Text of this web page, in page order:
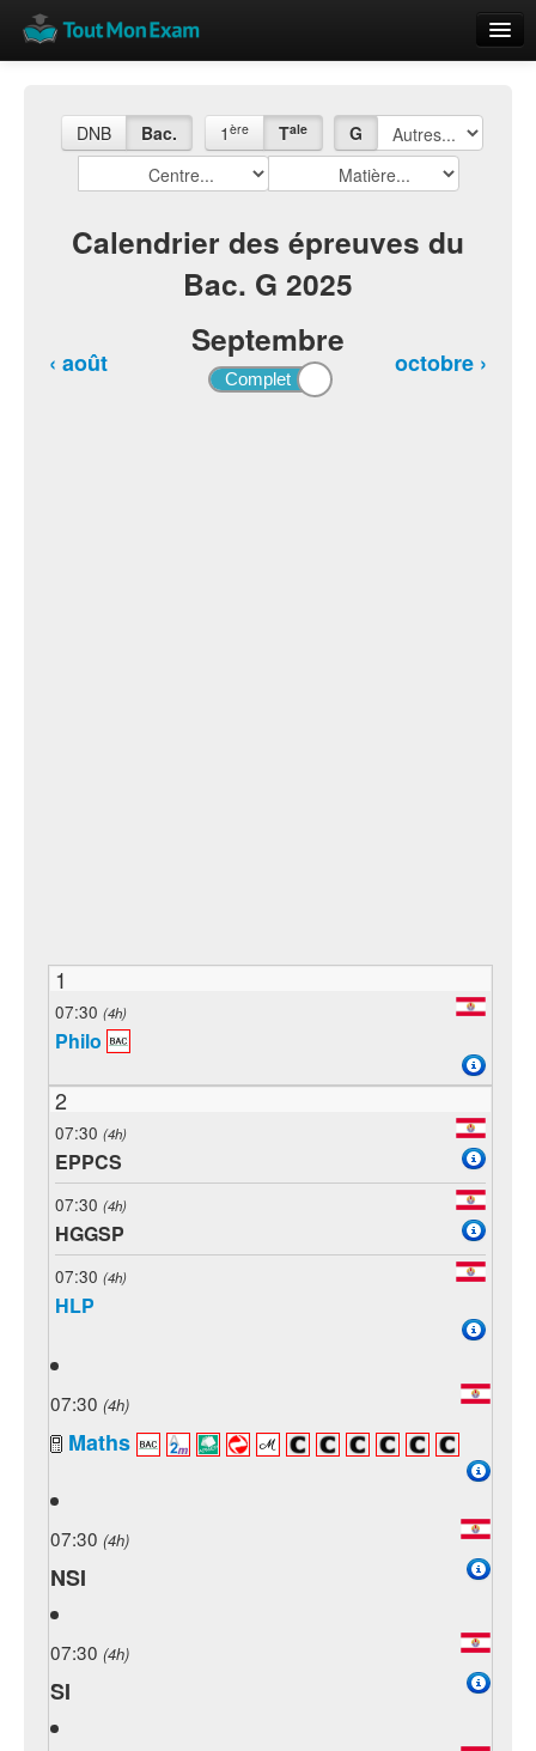
Vue globale
Rajouter
DNB Bac. 1 ère Tale G
Calendrier des épreuves du
Bac. G 2025
Septembre
‹ août octobre ›
1
07:30 (4h)
Philo
2
07:30 (4h)
EPPCS
07:30 (4h)
HGGSP
07:30 (4h)
HLP
07:30 (4h)
Maths
07:30 (4h)
NSI
07:30 (4h)
SI